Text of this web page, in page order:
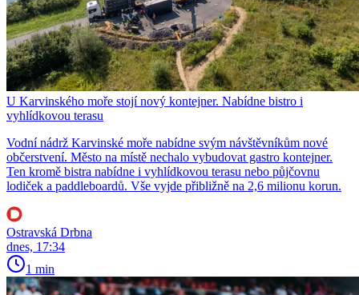
U Karvinského moře stojí nový kontejner. Nabídne bistro i
vyhlídkovou terasu
Vodní nádrž Karvinské moře nabídne svým návštěvníkům nové
občerstvení. Město na místě nechalo vybudovat gastro kontejner.
Ten kromě bistra nabídne i vyhlídkovou terasu nebo půjčovnu
lodiček a paddleboardů. Vše vyjde přibližně na 2,6 milionu korun.
Ostravská Drbna
dnes, 17:34
1 min